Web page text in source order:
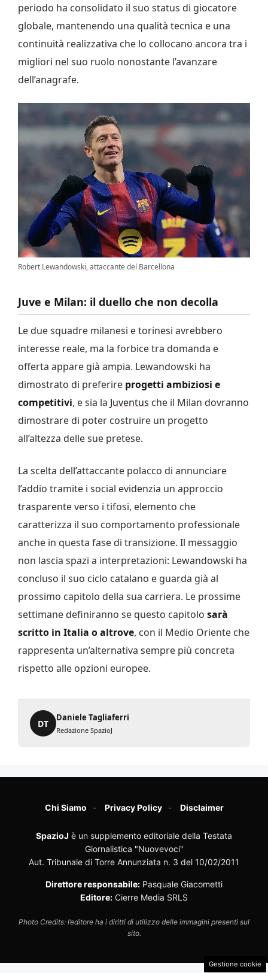
periodo ha consolidato il suo status di giocatore
globale, mantenendo una qualità tecnica e una
continuità realizzativa che lo collocano ancora tra i
migliori nel suo ruolo nonostante l’avanzare
dell’anagrafe.
Robert Lewandowski, attaccante del Barcellona
Juve e Milan: il duello che non decolla
Le due squadre milanesi e torinesi avrebbero
interesse reale, ma la forbice tra domanda e
offerta appare già ampia. Lewandowski ha
dimostrato di preferire progetti ambiziosi e
competitivi, e sia la Juventus che il Milan dovranno
dimostrare di poter costruire un progetto
all’altezza delle sue pretese.
La scelta dell’attaccante polacco di annunciare
l’addio tramite i social evidenzia un approccio
trasparente verso i tifosi, elemento che
caratterizza il suo comportamento professionale
anche in questa fase di transizione. Il messaggio
non lascia spazi a interpretazioni: Lewandowski ha
concluso il suo ciclo catalano e guarda già al
prossimo capitolo della sua carriera. Le prossime
settimane definiranno se questo capitolo sarà
scritto in Italia o altrove, con il Medio Oriente che
rappresenta un’alternativa sempre più concreta
rispetto alle opzioni europee.
DT
Daniele Tagliaferri
Redazione SpazioJ
Chi Siamo Privacy Policy Disclaimer
SpazioJ è un supplemento editoriale della Testata
Giornalistica "Nuovevoci"
Aut. Tribunale di Torre Annunziata n. 3 del 10/02/2011
Direttore responsabile: Pasquale Giacometti
Editore: Cierre Media SRLS
Photo Credits: l’editore ha i diritti di utilizzo delle immagini presenti sul
sito.
Gestione cookie